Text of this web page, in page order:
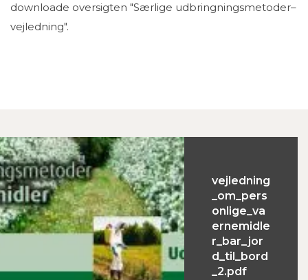
downloade oversigten "Særlige udbringningsmetoder–
vejledning".
vejledning
_om_pers
onlige_va
ernemidle
r_bar_jor
d_til_bord
_2.pdf